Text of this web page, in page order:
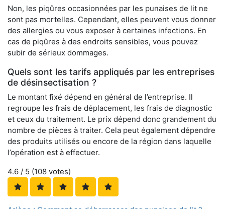
Non, les piqûres occasionnées par les punaises de lit ne
sont pas mortelles. Cependant, elles peuvent vous donner
des allergies ou vous exposer à certaines infections. En
cas de piqûres à des endroits sensibles, vous pouvez
subir de sérieux dommages.
Quels sont les tarifs appliqués par les entreprises
de désinsectisation ?
Le montant fixé dépend en général de l’entreprise. Il
regroupe les frais de déplacement, les frais de diagnostic
et ceux du traitement. Le prix dépend donc grandement du
nombre de pièces à traiter. Cela peut également dépendre
des produits utilisés ou encore de la région dans laquelle
l’opération est à effectuer.
4.6 / 5 (108 votes)